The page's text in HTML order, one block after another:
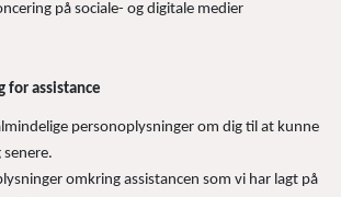
på sociale- og digitale medier
for assistance
personoplysninger om dig til at kunne
omkring assistancen som vi har lagt på